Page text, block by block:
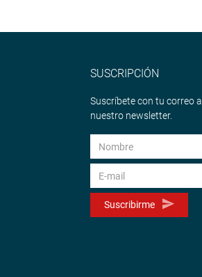
SUSCRIPCIÓN
Suscríbete con tu correo a
nuestro newsletter.
Suscribirme